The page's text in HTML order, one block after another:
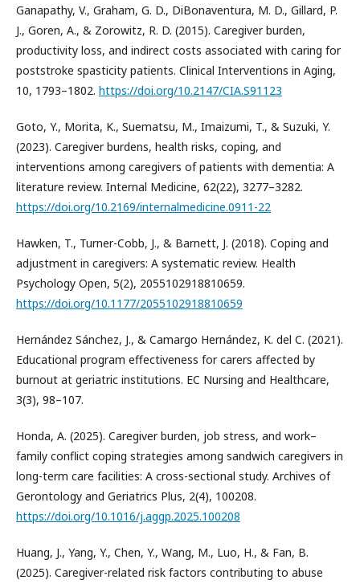
Ganapathy, V., Graham, G. D., DiBonaventura, M. D., Gillard, P.
J., Goren, A., & Zorowitz, R. D. (2015). Caregiver burden,
productivity loss, and indirect costs associated with caring for
poststroke spasticity patients. Clinical Interventions in Aging,
10, 1793–1802. https://doi.org/10.2147/CIA.S91123
Goto, Y., Morita, K., Suematsu, M., Imaizumi, T., & Suzuki, Y.
(2023). Caregiver burdens, health risks, coping, and
interventions among caregivers of patients with dementia: A
literature review. Internal Medicine, 62(22), 3277–3282.
https://doi.org/10.2169/internalmedicine.0911-22
Hawken, T., Turner-Cobb, J., & Barnett, J. (2018). Coping and
adjustment in caregivers: A systematic review. Health
Psychology Open, 5(2), 2055102918810659.
https://doi.org/10.1177/2055102918810659
Hernández Sánchez, J., & Camargo Hernández, K. del C. (2021).
Educational program effectiveness for carers affected by
burnout at geriatric institutions. EC Nursing and Healthcare,
3(3), 98–107.
Honda, A. (2025). Caregiver burden, job stress, and work–
family conflict coping strategies among sandwich caregivers in
long-term care facilities: A cross-sectional study. Archives of
Gerontology and Geriatrics Plus, 2(4), 100208.
https://doi.org/10.1016/j.aggp.2025.100208
Huang, J., Yang, Y., Chen, Y., Wang, M., Luo, H., & Fan, B.
(2025). Caregiver-related risk factors contributing to abuse